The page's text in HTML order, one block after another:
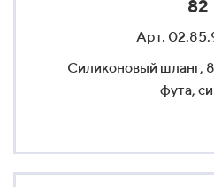
82
Арт.
Силиконовый шланг,
фута,